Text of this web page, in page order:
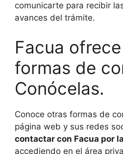
comunicarte para recibir
avances del trámite.
Facua
formas de
Conócelas.
Conoce otras formas de
página web y sus redes
contactar con Facua por
accediendo en el área